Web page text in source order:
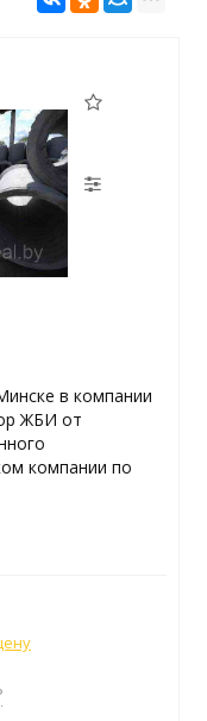
в компании
ЖБИ от
компании по